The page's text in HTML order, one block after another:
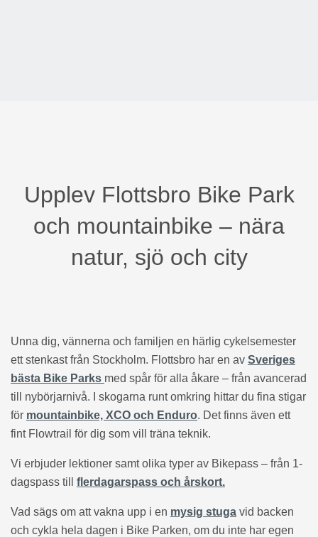
Upplev Flottsbro Bike Park
och mountainbike – nära
natur, sjö och city
Unna dig, vännerna och familjen en härlig cykelsemester
ett stenkast från Stockholm. Flottsbro har en av Sveriges
bästa Bike Parks med spår för alla åkare – från avancerad
till nybörjarnivå. I skogarna runt omkring hittar du fina stigar
för mountainbike, XCO och Enduro. Det finns även ett
fint Flowtrail för dig som vill träna teknik.
Vi erbjuder lektioner samt olika typer av Bikepass – från 1-
dagspass till flerdagarspass och årskort.
Vad sägs om att vakna upp i en mysig stuga vid backen
och cykla hela dagen i Bike Parken, om du inte har egen